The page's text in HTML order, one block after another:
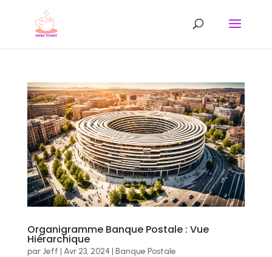
Organigramme Banque Postale : Vue
Hiérarchique
parJeff | Avr 23, 2024 | Banque Postale